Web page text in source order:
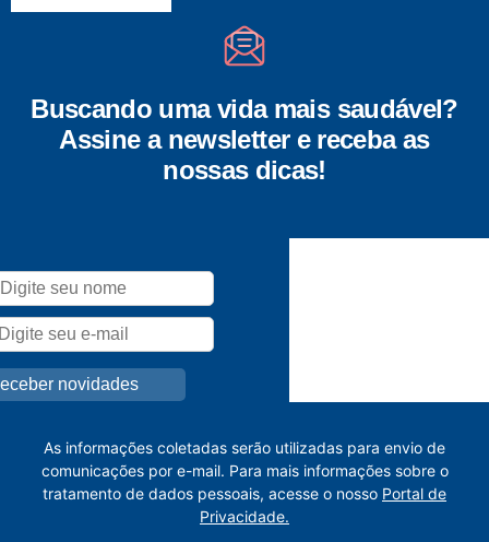
Buscando uma vida mais saudável?
Assine a newsletter e receba as
nossas dicas!
As informações coletadas serão utilizadas para envio de
comunicações por e-mail. Para mais informações sobre o
tratamento de dados pessoais, acesse o nosso Portal de
Privacidade.